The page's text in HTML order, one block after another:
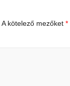
A kötelező mezőket*